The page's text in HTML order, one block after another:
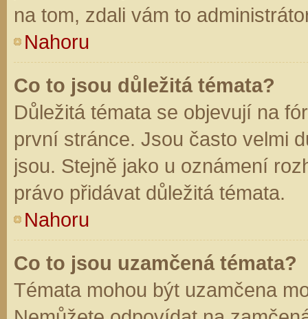
na tom, zdali vám to
Nahoru
Co to jsou důležitá témata?
Důležitá témata se objevují na
první stránce. Jsou často velmi
jsou. Stejně jako u oznámení
právo přidávat důležitá témata.
Nahoru
Co to jsou uzamčená témata?
Témata mohou být uzamčena